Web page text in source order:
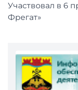
Участвовал в 6
Фрегат»